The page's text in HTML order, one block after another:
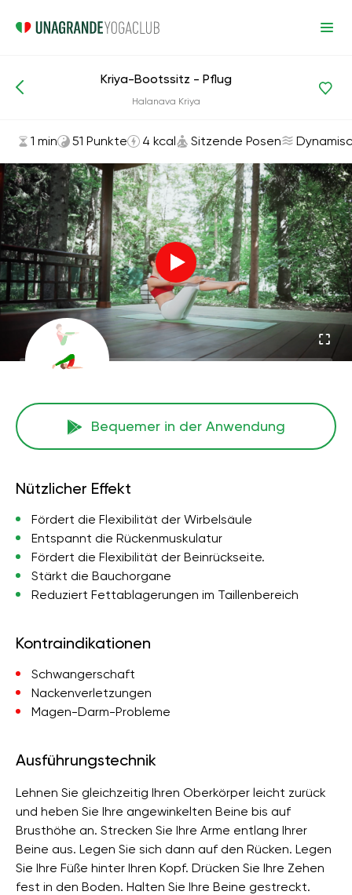
Asanas und Übungen Sitzende Posen
Kriya-Bootssitz - Pflug
Halanava Kriya
1 min 51 Punkte 4 kcal Sitzende Posen
Bequemer in der Anwendung
Nützlicher Effekt
Fördert die Flexibilität der Wirbelsäule
Entspannt die Rückenmuskulatur
Fördert die Flexibilität der Beinrückseite.
Stärkt die Bauchorgane
Reduziert Fettablagerungen im Taillenbereich
Kontraindikationen
Schwangerschaft
Nackenverletzungen
Magen-Darm-Probleme
Ausführungstechnik
Lehnen Sie gleichzeitig Ihren Oberkörper leicht zurück
und heben Sie Ihre angewinkelten Beine bis auf
Brusthöhe an. Strecken Sie Ihre Arme entlang Ihrer
Beine aus. Legen Sie sich dann auf den Rücken. Legen
Sie Ihre Füße hinter Ihren Kopf. Drücken Sie Ihre Zehen
fest in den Boden. Halten Sie Ihre Beine gestreckt.